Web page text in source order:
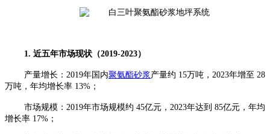
1. 近五年市场现状（2019-2023）
产量增长： 2019年国内聚氨酯砂浆产量约 15万吨，2023年增至 28
万吨，年均增长率 13%；
市场规模： 2019年市场规模约 45亿元，2023年达到 85亿元，年均
增长率 17%；